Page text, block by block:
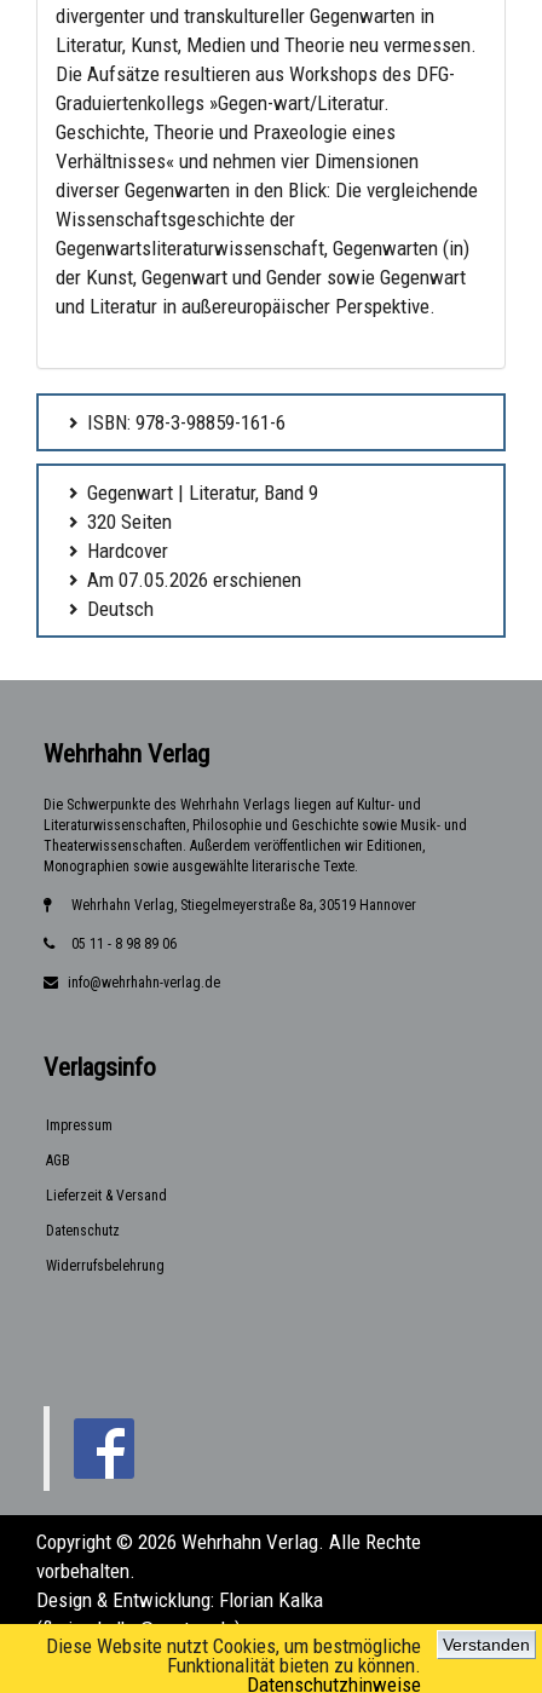
Diese Website nutzt Cookies, um bestmögliche
Funktionalität bieten zu können.
Datenschutzhinweise
Verstanden
divergenter und transkultureller Gegenwarten in
Literatur, Kunst, Medien und Theorie neu vermessen.
Die Aufsätze resultieren aus Workshops des DFG-
Graduiertenkollegs »Gegen-wart/Literatur.
Geschichte, Theorie und Praxeologie eines
Verhältnisses« und nehmen vier Dimensionen
diverser Gegenwarten in den Blick: Die vergleichende
Wissenschaftsgeschichte der
Gegenwartsliteraturwissenschaft, Gegenwarten (in)
der Kunst, Gegenwart und Gender sowie Gegenwart
und Literatur in außereuropäischer Perspektive.
ISBN: 978-3-98859-161-6
Gegenwart | Literatur, Band 9
320 Seiten
Hardcover
Am 07.05.2026 erschienen
Deutsch
Wehrhahn Verlag
Die Schwerpunkte des Wehrhahn Verlags liegen auf Kultur- und
Literaturwissenschaften, Philosophie und Geschichte sowie Musik- und
Theaterwissenschaften. Außerdem veröffentlichen wir Editionen,
Monographien sowie ausgewählte literarische Texte.
Wehrhahn Verlag, Stiegelmeyerstraße 8a, 30519 Hannover
05 11 - 8 98 89 06
info@wehrhahn-verlag.de
Verlagsinfo
Impressum
AGB
Lieferzeit & Versand
Datenschutz
Widerrufsbelehrung
Copyright © 2026 Wehrhahn Verlag. Alle Rechte
vorbehalten.
Design & Entwicklung: Florian Kalka
(florian.kalka@posteo.de)
www.wehrhahn-verlag.de